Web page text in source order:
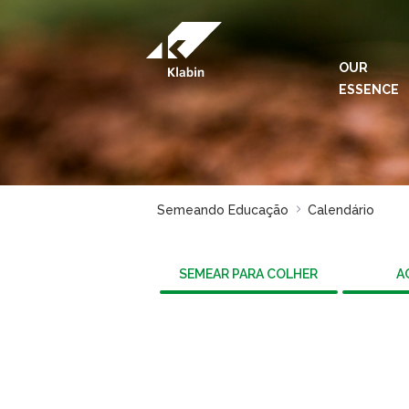
OUR
ESSENCE
Semeando Educação Calendário
SEMEAR PARA COLHER